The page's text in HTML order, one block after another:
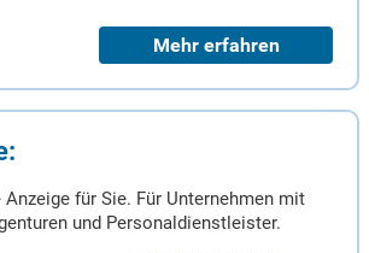
Mehr erfahren
für Sie. Für Unternehmen mit
und Personaldienstleister.